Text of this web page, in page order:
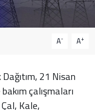
A- A+
21 Nisan
çalışmaları
Kale,